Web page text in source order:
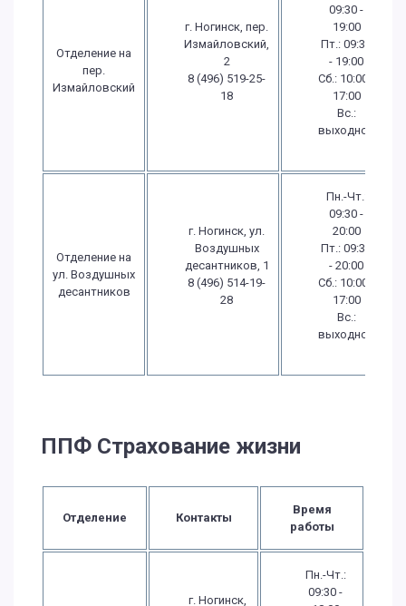
Отделение на
пер.
Измайловский
г. Ногинск, пер.
Измайловский,
2
8 (496) 519-25-
18
09:30 -
19:00
Пт.: 09:30
- 19:00
Сб.: 10:00 -
17:00
Вс.:
выходной
Отделение на
ул. Воздушных
десантников
г. Ногинск, ул.
Воздушных
десантников, 1
8 (496) 514-19-
28
Пн.-Чт.:
09:30 -
20:00
Пт.: 09:30
- 20:00
Сб.: 10:00 -
17:00
Вс.:
выходной
ППФ Страхование жизни
Отделение Контакты
Время
работы
г. Ногинск,
Пн.-Чт.:
09:30 -